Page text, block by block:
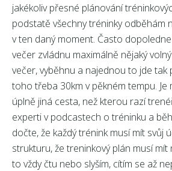
jakékoliv přesné plánování
podstatě všechny tréninky odběhám
v ten daný moment. Často
večer zvládnu maximálně nějaký
večer, vyběhnu a najednou to jde tak
toho třeba 30km v pěkném tempu. Je
úplně jiná cesta, než kterou razí
experti v podcastech o tréninku a
dočte, že každý trénink musí mít svůj
strukturu, že treninkový plán musí mít
to vždy čtu nebo slyším, cítím se až